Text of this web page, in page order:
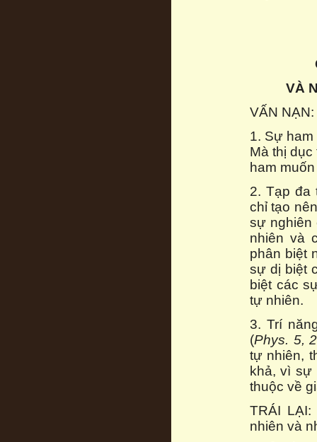
VÀ
VẤN
1. Sự
Mà thị
ham
2. Tạp đa
chỉ tạo
sự nghiên
nhiên và
phân biệt
sự dị biệt
biệt các
tự nhiên.
3. Trí
(Phys. 5, 2
tự nhiên,
khả, vì sự
thuộc về
TRÁI
nhiên và